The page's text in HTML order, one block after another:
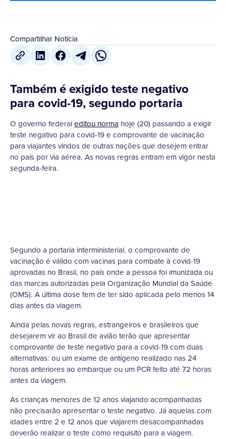
Compartilhar Notícia
Também é exigido teste negativo
para covid-19, segundo portaria
O governo federaleditou norma hoje (20) passando a exigir
teste negativo para covid-19 e comprovante de vacinação
para viajantes vindos de outras nações que desejem entrar
no país por via aérea. As novas regras entram em vigor nesta
segunda-feira.
Segundo a portaria interministerial, o comprovante de
vacinação é válido com vacinas para combate à covid-19
aprovadas no Brasil, no país onde a pessoa foi imunizada ou
das marcas autorizadas pela Organização Mundial da Saúde
(OMS). A última dose tem de ter sido aplicada pelo menos 14
dias antes da viagem.
Ainda pelas novas regras, estrangeiros e brasileiros que
desejarem vir ao Brasil de avião terão que apresentar
comprovante de teste negativo para a covid-19 com duas
alternativas: ou um exame de antígeno realizado nas 24
horas anteriores ao embarque ou um PCR feito até 72 horas
antes da viagem.
As crianças menores de 12 anos viajando acompanhadas
não precisarão apresentar o teste negativo. Já aquelas com
idades entre 2 e 12 anos que viajarem desacompanhadas
deverão realizar o teste como requisito para a viagem.